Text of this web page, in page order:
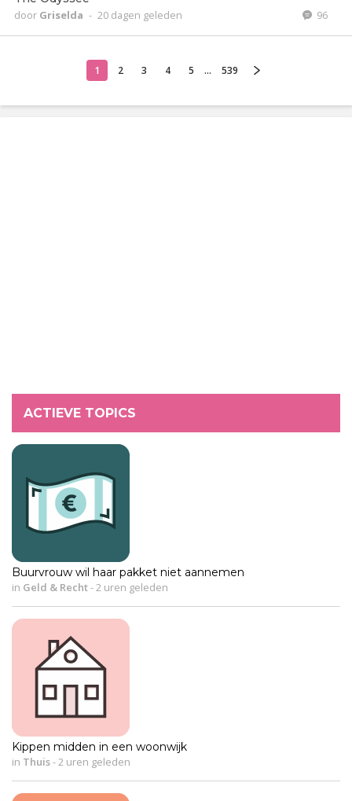
door Griselda - 20 dagen geleden 96
1 2 3 4 5 ... 539
ACTIEVE TOPICS
Buurvrouw wil haar pakket niet aannemen
in Geld & Recht- 2 uren geleden
Kippen midden in een woonwijk
in Thuis- 2 uren geleden